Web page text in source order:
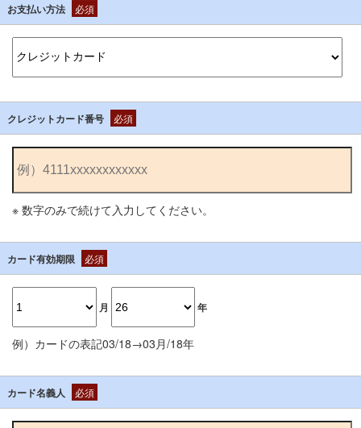
お支払い方法 必須
クレジットカード番号 必須
※ 数字のみで続けて入力してください。
カード有効期限 必須
月 年
例）カードの表記03/18→03月/18年
カード名義人 必須